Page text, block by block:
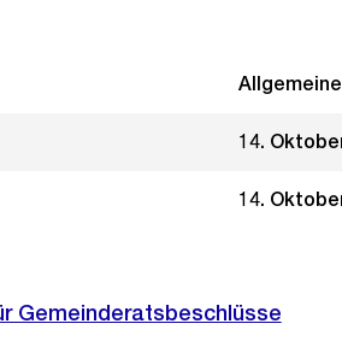
14.
14.
Gemeinderatsbeschlüsse